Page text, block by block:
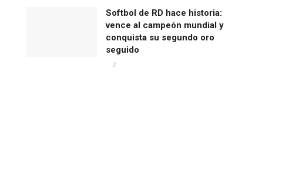
Softbol de RD hace historia:
vence al campeón mundial y
conquista su segundo oro
seguido
7